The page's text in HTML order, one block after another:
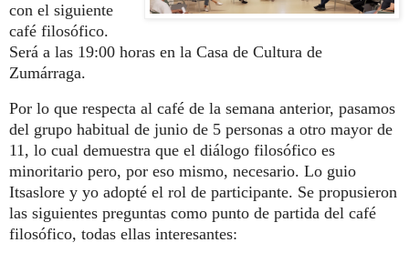
con el siguiente
café filosófico.
Será a las 19:00 horas en la Casa de Cultura de
Zumárraga.
Por lo que respecta al café de la semana anterior, pasamos
del grupo habitual de junio de 5 personas a otro mayor de
11, lo cual demuestra que el diálogo filosófico es
minoritario pero, por eso mismo, necesario. Lo guio
Itsaslore y yo adopté el rol de participante. Se propusieron
las siguientes preguntas como punto de partida del café
filosófico, todas ellas interesantes: